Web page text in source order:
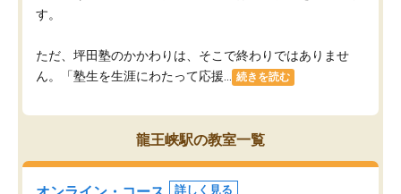
す。
ただ、坪田塾のかかわりは、そこで終わりではありませ
ん。「塾生を生涯にわたって応援...
続きを読む
龍王峡駅の教室一覧
詳しく見る